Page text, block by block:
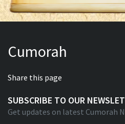
Cumorah
Share this page
SUBSCRIBE TO OUR
Get updates on latest Cumorah